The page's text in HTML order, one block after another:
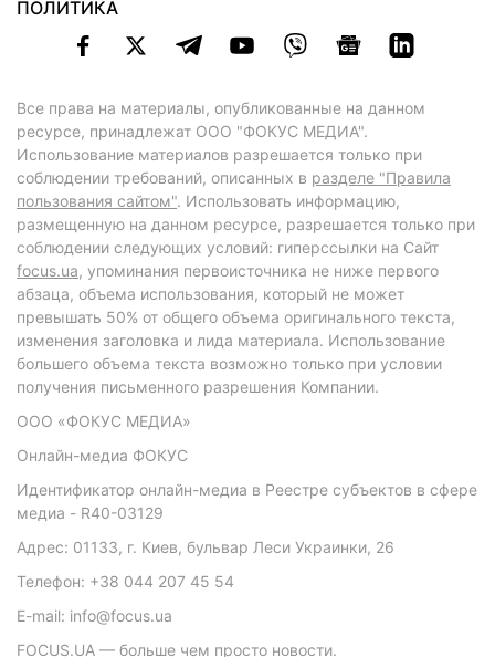
ПОЛИТИКА
Все права на материалы, опубликованные на данном
ресурсе, принадлежат ООО "ФОКУС МЕДИА".
Использование материалов разрешается только при
соблюдении требований, описанных в разделе "Правила
пользования сайтом". Использовать информацию,
размещенную на данном ресурсе, разрешается только при
соблюдении следующих условий: гиперссылки на Сайт
focus.ua, упоминания первоисточника не ниже первого
абзаца, объема использования, который не может
превышать 50% от общего объема оригинального текста,
изменения заголовка и лида материала. Использование
большего объема текста возможно только при условии
получения письменного разрешения Компании.
ООО «ФОКУС МЕДИА»
Онлайн-медиа ФОКУС
Идентификатор онлайн-медиа в Реестре субъектов в сфере
медиа - R40-03129
Адрес: 01133, г. Киев, бульвар Леси Украинки, 26
Телефон: +38 044 207 45 54
E-mail: info@focus.ua
FOCUS.UA — больше чем просто новости.